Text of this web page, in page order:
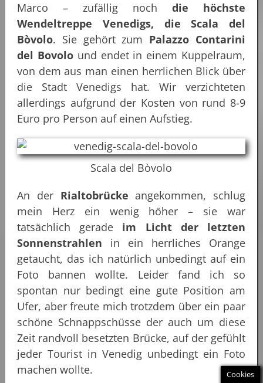
Marco – zufällig noch die höchste
Wendeltreppe Venedigs, die Scala del
Bòvolo. Sie gehört zum Palazzo Contarini
del Bovolound endet in einem Kuppelraum,
von dem aus man einen herrlichen Blick über
die Stadt Venedigs hat. Wir verzichteten
allerdings aufgrund der Kosten von rund 8-9
Euro pro Person auf einen Aufstieg.
Scala del Bòvolo
An der Rialtobrücke angekommen, schlug
mein Herz ein wenig höher – sie war
tatsächlich gerade im Licht der letzten
Sonnenstrahlen in ein herrliches Orange
getaucht, das ich natürlich unbedingt auf ein
Foto bannen wollte. Leider fand ich so
spontan nur bedingt eine gute Position am
Ufer, aber freute mich trotzdem über ein paar
schöne Schnappschüsse der auch um diese
Zeit randvoll besetzten Brücke, auf der gefühlt
jeder Tourist in Venedig unbedingt ein Foto
machen wollte.
Cookies